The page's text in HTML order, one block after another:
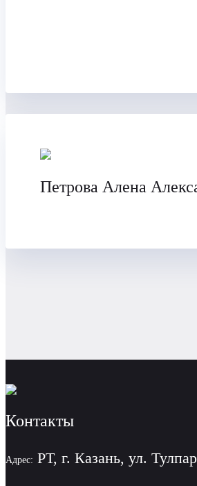
Петрова Алена
Контакты
Адрес: РТ, г. Казань, ул.